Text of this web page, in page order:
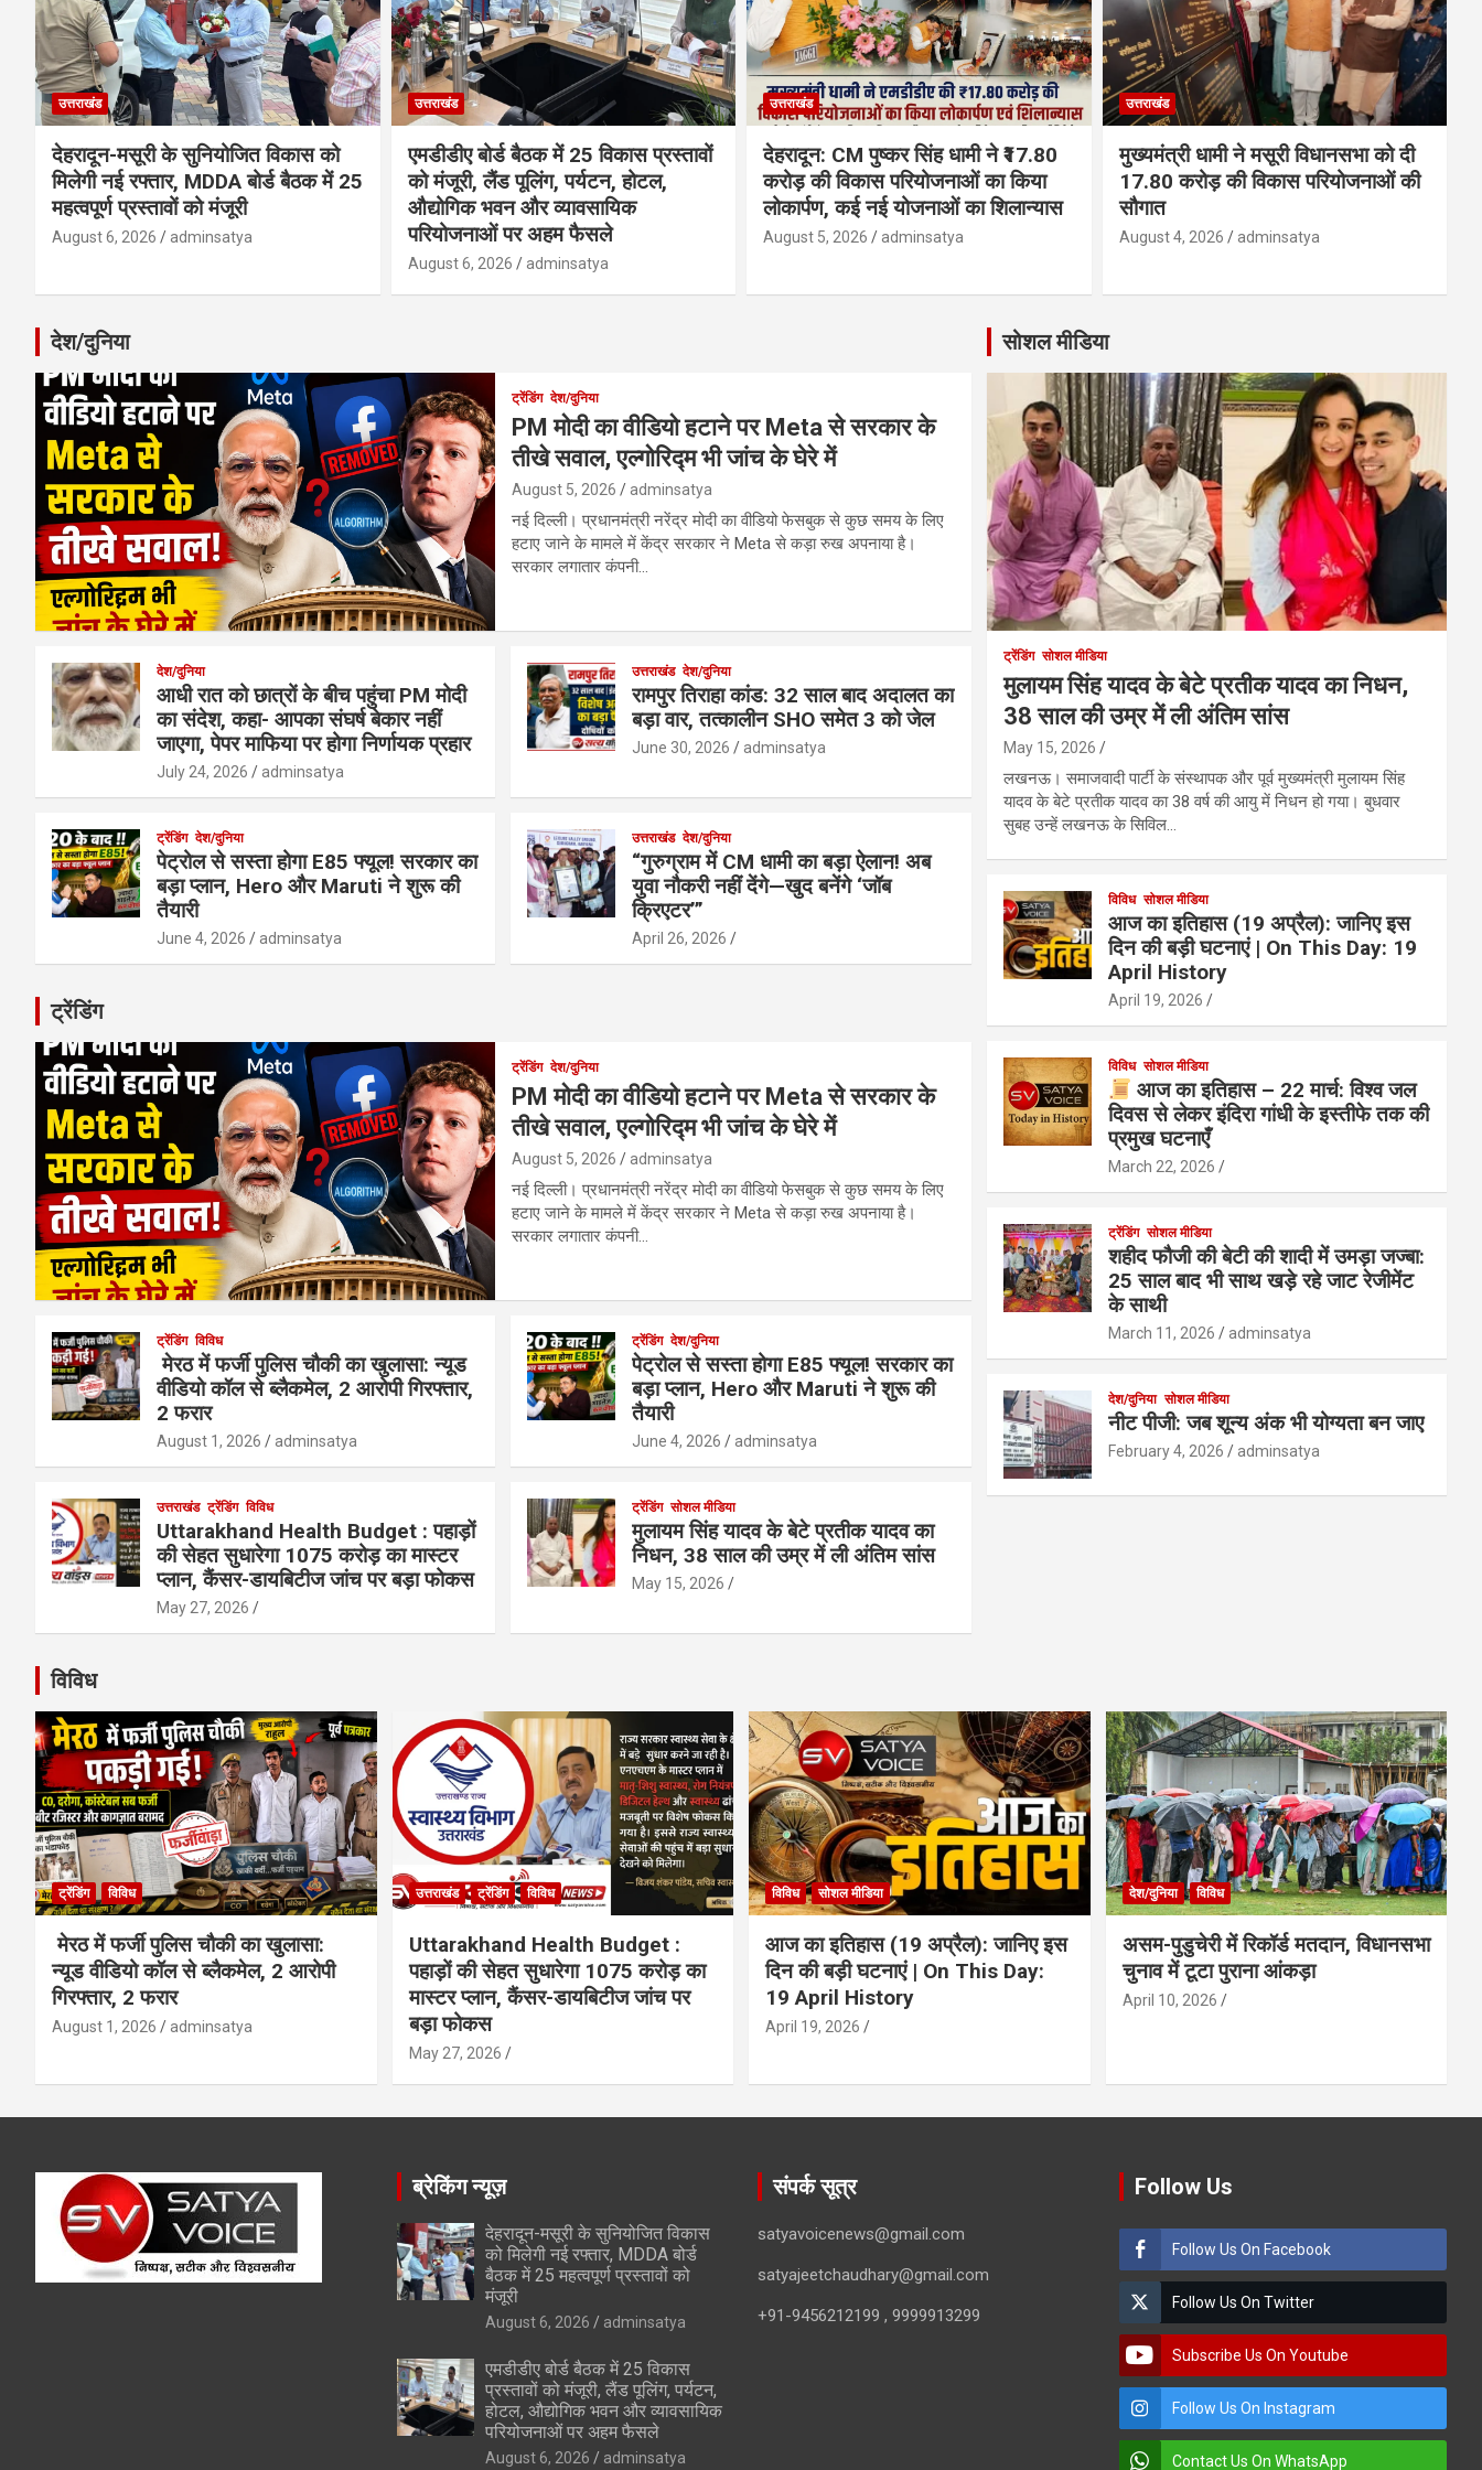
उत्तराखंड
देहरादून-मसूरी के सुनियोजित विकास को
मिलेगी नई रफ्तार, MDDA बोर्ड बैठक में 25
महत्वपूर्ण प्रस्तावों को मंजूरी
August 6, 2026 adminsatya
उत्तराखंड
एमडीडीए बोर्ड बैठक में 25 विकास प्रस्तावों
को मंजूरी, लैंड पूलिंग, पर्यटन, होटल,
औद्योगिक भवन और व्यावसायिक
परियोजनाओं पर अहम फैसले
August 6, 2026 adminsatya
उत्तराखंड
देहरादून: CM पुष्कर सिंह धामी ने ₹17.80
करोड़ की विकास परियोजनाओं का किया
लोकार्पण, कई नई योजनाओं का शिलान्यास
August 5, 2026 adminsatya
उत्तराखंड
मुख्यमंत्री धामी ने मसूरी विधानसभा को दी
17.80 करोड़ की विकास परियोजनाओं की
सौगात
August 4, 2026 adminsatya
देश/दुनिया
ट्रेंडिंग देश/दुनिया
PM मोदी का वीडियो हटाने पर Meta से सरकार के
तीखे सवाल, एल्गोरिद्म भी जांच के घेरे में
August 5, 2026 adminsatya
नई दिल्ली। प्रधानमंत्री नरेंद्र मोदी का वीडियो फेसबुक से कुछ समय के लिए
हटाए जाने के मामले में केंद्र सरकार ने Meta से कड़ा रुख अपनाया है।
सरकार लगातार कंपनी…
देश/दुनिया
आधी रात को छात्रों के बीच पहुंचा PM मोदी
का संदेश, कहा- आपका संघर्ष बेकार नहीं
जाएगा, पेपर माफिया पर होगा निर्णायक प्रहार
July 24, 2026 adminsatya
उत्तराखंड देश/दुनिया
रामपुर तिराहा कांड: 32 साल बाद अदालत का
बड़ा वार, तत्कालीन SHO समेत 3 को जेल
June 30, 2026 adminsatya
ट्रेंडिंग देश/दुनिया
पेट्रोल से सस्ता होगा E85 फ्यूल! सरकार का
बड़ा प्लान, Hero और Maruti ने शुरू की
तैयारी
June 4, 2026 adminsatya
उत्तराखंड देश/दुनिया
“गुरुग्राम में CM धामी का बड़ा ऐलान! अब
युवा नौकरी नहीं देंगे—खुद बनेंगे ‘जॉब
क्रिएटर’”
April 26, 2026
ट्रेंडिंग
ट्रेंडिंग देश/दुनिया
PM मोदी का वीडियो हटाने पर Meta से सरकार के
तीखे सवाल, एल्गोरिद्म भी जांच के घेरे में
August 5, 2026 adminsatya
नई दिल्ली। प्रधानमंत्री नरेंद्र मोदी का वीडियो फेसबुक से कुछ समय के लिए
हटाए जाने के मामले में केंद्र सरकार ने Meta से कड़ा रुख अपनाया है।
सरकार लगातार कंपनी…
ट्रेंडिंग विविध
मेरठ में फर्जी पुलिस चौकी का खुलासा: न्यूड
वीडियो कॉल से ब्लैकमेल, 2 आरोपी गिरफ्तार,
2 फरार
August 1, 2026 adminsatya
ट्रेंडिंग देश/दुनिया
पेट्रोल से सस्ता होगा E85 फ्यूल! सरकार का
बड़ा प्लान, Hero और Maruti ने शुरू की
तैयारी
June 4, 2026 adminsatya
उत्तराखंड ट्रेंडिंग विविध
Uttarakhand Health Budget : पहाड़ों
की सेहत सुधारेगा 1075 करोड़ का मास्टर
प्लान, कैंसर-डायबिटीज जांच पर बड़ा फोकस
May 27, 2026
ट्रेंडिंग सोशल मीडिया
मुलायम सिंह यादव के बेटे प्रतीक यादव का
निधन, 38 साल की उम्र में ली अंतिम सांस
May 15, 2026
सोशल मीडिया
ट्रेंडिंग सोशल मीडिया
मुलायम सिंह यादव के बेटे प्रतीक यादव का निधन,
38 साल की उम्र में ली अंतिम सांस
May 15, 2026
लखनऊ। समाजवादी पार्टी के संस्थापक और पूर्व मुख्यमंत्री मुलायम सिंह
यादव के बेटे प्रतीक यादव का 38 वर्ष की आयु में निधन हो गया। बुधवार
सुबह उन्हें लखनऊ के सिविल…
विविध सोशल मीडिया
आज का इतिहास (19 अप्रैल): जानिए इस
दिन की बड़ी घटनाएं | On This Day: 19
April History
April 19, 2026
विविध सोशल मीडिया
आज का इतिहास – 22 मार्च: विश्व जल
दिवस से लेकर इंदिरा गांधी के इस्तीफे तक की
प्रमुख घटनाएँ
March 22, 2026
ट्रेंडिंग सोशल मीडिया
शहीद फौजी की बेटी की शादी में उमड़ा जज्बा:
25 साल बाद भी साथ खड़े रहे जाट रेजीमेंट
के साथी
March 11, 2026 adminsatya
देश/दुनिया सोशल मीडिया
नीट पीजी: जब शून्य अंक भी योग्यता बन जाए
February 4, 2026 adminsatya
विविध
ट्रेंडिंग विविध
मेरठ में फर्जी पुलिस चौकी का खुलासा:
न्यूड वीडियो कॉल से ब्लैकमेल, 2 आरोपी
गिरफ्तार, 2 फरार
August 1, 2026 adminsatya
उत्तराखंड ट्रेंडिंग विविध
Uttarakhand Health Budget :
पहाड़ों की सेहत सुधारेगा 1075 करोड़ का
मास्टर प्लान, कैंसर-डायबिटीज जांच पर
बड़ा फोकस
May 27, 2026
विविध सोशल मीडिया
आज का इतिहास (19 अप्रैल): जानिए इस
दिन की बड़ी घटनाएं | On This Day:
19 April History
April 19, 2026
देश/दुनिया विविध
असम-पुडुचेरी में रिकॉर्ड मतदान, विधानसभा
चुनाव में टूटा पुराना आंकड़ा
April 10, 2026
ब्रेकिंग न्यूज़
देहरादून-मसूरी के सुनियोजित विकास
को मिलेगी नई रफ्तार, MDDA बोर्ड
बैठक में 25 महत्वपूर्ण प्रस्तावों को
मंजूरी
August 6, 2026 adminsatya
एमडीडीए बोर्ड बैठक में 25 विकास
प्रस्तावों को मंजूरी, लैंड पूलिंग, पर्यटन,
होटल, औद्योगिक भवन और व्यावसायिक
परियोजनाओं पर अहम फैसले
August 6, 2026 adminsatya
संपर्क सूत्र
satyavoicenews@gmail.com
satyajeetchaudhary@gmail.com
+91-9456212199 , 9999913299
Follow Us
Follow Us On Facebook
Follow Us On Twitter
Subscribe Us On Youtube
Follow Us On Instagram
Contact Us On WhatsApp